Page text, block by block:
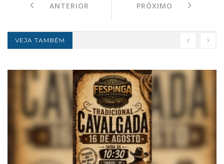
ANTERIOR PRÓXIMO
VEJA TAMBÉM